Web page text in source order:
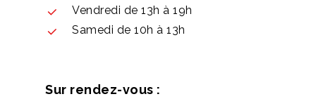
Vendredi de 13h à 19h
Samedi de 10h à 13h
Sur rendez-vous :